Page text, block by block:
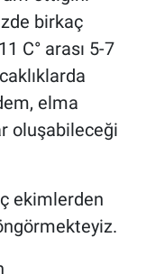
birkaç
C° arası 5-7
elma
oluşabileceği
ekimlerden